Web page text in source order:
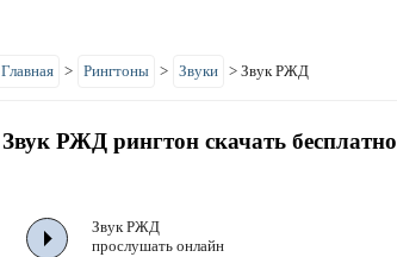
Главная > Рингтоны > Звуки > Звук РЖД
Звук РЖД рингтон скачать бесплатно
Звук РЖД
прослушать онлайн